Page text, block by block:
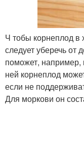
Ч тобы корнеплод в
следует уберечь от
поможет, например,
ней корнеплод
если не
Для моркови он